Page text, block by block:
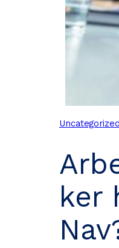
Uncategorized
ker